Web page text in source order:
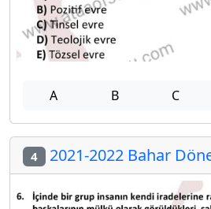
A B C
4 2021-2022 Bahar